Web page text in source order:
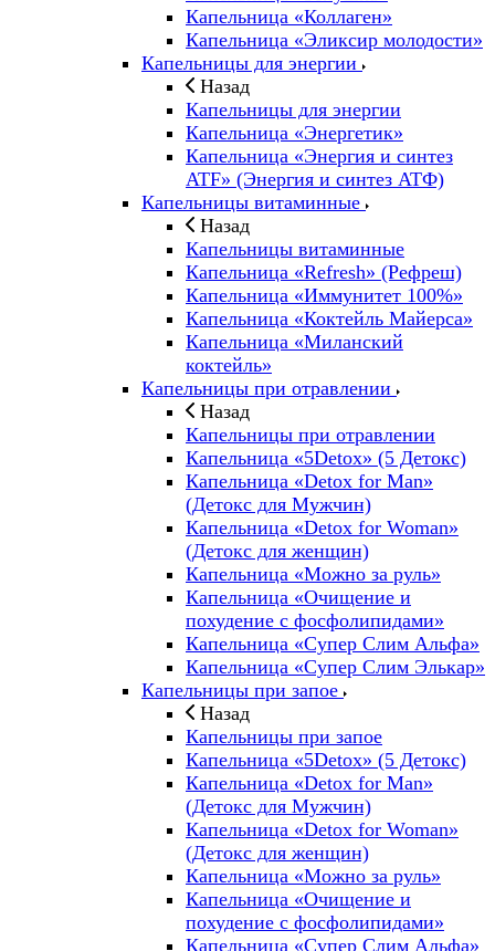
Капельница «Коллаген»
Капельница «Эликсир молодости»
Капельницы для энергии
Назад
Капельницы для энергии
Капельница «Энергетик»
Капельница «Энергия и синтез
ATF» (Энергия и синтез АТФ)
Капельницы витаминные
Назад
Капельницы витаминные
Капельница «Refresh» (Рефреш)
Капельница «Иммунитет 100%»
Капельница «Коктейль Майерса»
Капельница «Миланский
коктейль»
Капельницы при отравлении
Назад
Капельницы при отравлении
Капельница «5Detox» (5 Детокс)
Капельница «Detox for Man»
(Детокс для Мужчин)
Капельница «Detox for Woman»
(Детокс для женщин)
Капельница «Можно за руль»
Капельница «Очищение и
похудение с фосфолипидами»
Капельница «Супер Слим Альфа»
Капельница «Супер Слим Элькар»
Капельницы при запое
Назад
Капельницы при запое
Капельница «5Detox» (5 Детокс)
Капельница «Detox for Man»
(Детокс для Мужчин)
Капельница «Detox for Woman»
(Детокс для женщин)
Капельница «Можно за руль»
Капельница «Очищение и
похудение с фосфолипидами»
Капельница «Супер Слим Альфа»